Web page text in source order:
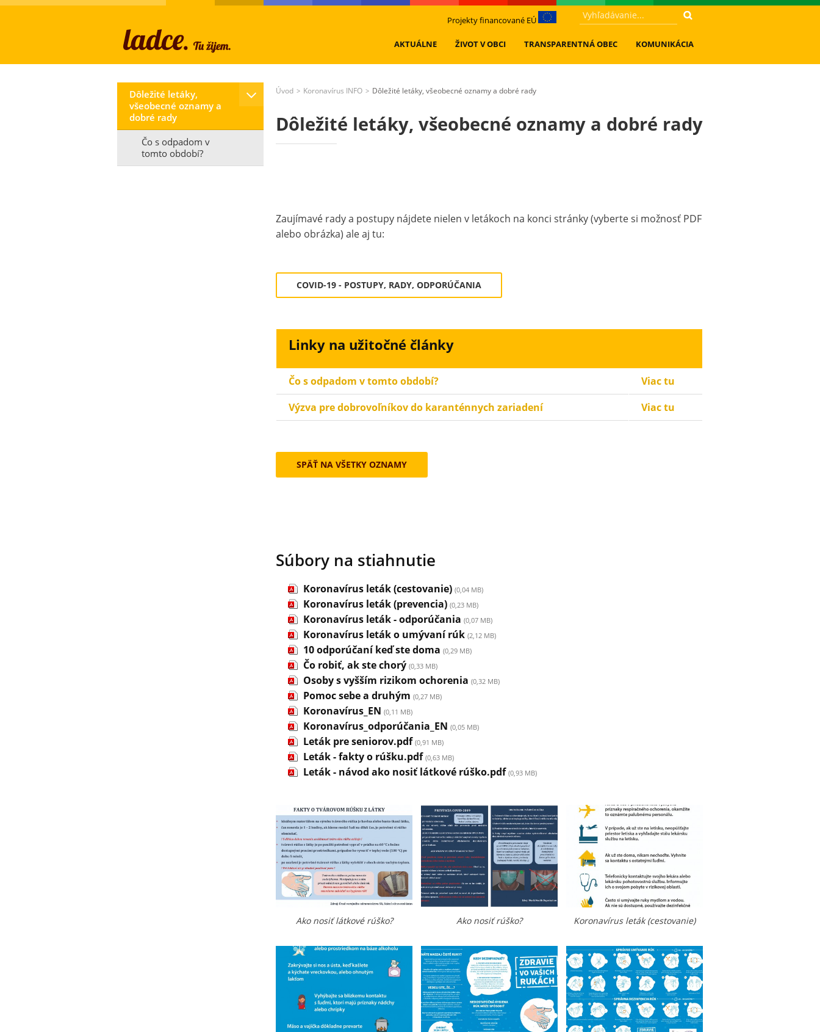
Projekty financované EÚ
AKTUÁLNE ŽIVOT V OBCI TRANSPARENTNÁ OBEC KOMUNIKÁCIA
Dôležité letáky,
všeobecné oznamy a
dobré rady
Čo s odpadom v
tomto období?
Úvod > Koronavírus INFO > Dôležité letáky, všeobecné oznamy a dobré rady
Dôležité letáky, všeobecné oznamy a dobré rady
Zaujímavé rady a postupy nájdete nielen v letákoch na konci stránky (vyberte si možnosť PDF
alebo obrázka) ale aj tu:
COVID-19 - POSTUPY, RADY, ODPORÚČANIA
Linky na užitočné články
Čo s odpadom v tomto období?
Viac tu
Výzva pre dobrovoľníkov do karanténnych zariadení
Viac tu
SPÄŤ NA VŠETKY OZNAMY
Súbory na stiahnutie
Koronavírus leták (cestovanie) (0,04 MB)
Koronavírus leták (prevencia) (0,23 MB)
Koronavírus leták - odporúčania (0,07 MB)
Koronavírus leták o umývaní rúk (2,12 MB)
10 odporúčaní keď ste doma (0,29 MB)
Čo robiť, ak ste chorý (0,33 MB)
Osoby s vyšším rizikom ochorenia (0,32 MB)
Pomoc sebe a druhým (0,27 MB)
Koronavírus_EN (0,11 MB)
Koronavírus_odporúčania_EN (0,05 MB)
Leták pre seniorov.pdf (0,91 MB)
Leták - fakty o rúšku.pdf (0,63 MB)
Leták - návod ako nosiť látkové rúško.pdf (0,93 MB)
Ako nosiť látkové rúško? Ako nosiť rúško? Koronavírus leták (cestovanie)